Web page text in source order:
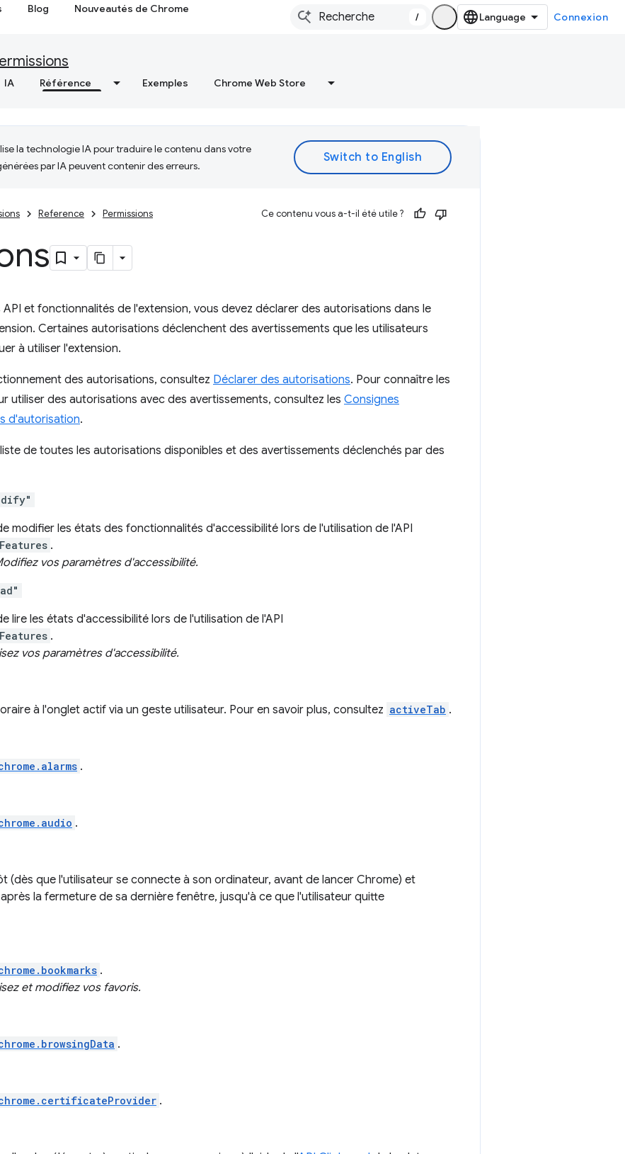
Blog Nouveautés de Chrome
/ Connexion
IA Référence Exemples Chrome Web Store
la technologie IA pour traduire le contenu dans votre
par IA peuvent contenir des erreurs.
Reference Permissions Ce contenu vous a-t-il été utile ?
et fonctionnalités de l'extension, vous devez déclarer des autorisations dans le
Certaines autorisations déclenchent des avertissements que les utilisateurs
à utiliser l'extension.
des autorisations, consultez Déclarer des autorisations. Pour connaître les
utiliser des autorisations avec des avertissements, consultez les Consignes
d'autorisation.
de toutes les autorisations disponibles et des avertissements déclenchés par des
modifier les états des fonctionnalités d'accessibilité lors de l'utilisation de l'API
.
vos paramètres d'accessibilité.
lire les états d'accessibilité lors de l'utilisation de l'API
.
vos paramètres d'accessibilité.
à l'onglet actif via un geste utilisateur. Pour en savoir plus, consultez activeTab .
.
.
(dès que l'utilisateur se connecte à son ordinateur, avant de lancer Chrome) et
la fermeture de sa dernière fenêtre, jusqu'à ce que l'utilisateur quitte
.
et modifiez vos favoris.
.
.